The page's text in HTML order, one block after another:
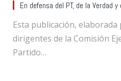
En defensa del PT, de la Verdad
Esta publicación,
dirigentes de la Comisión
Partido…